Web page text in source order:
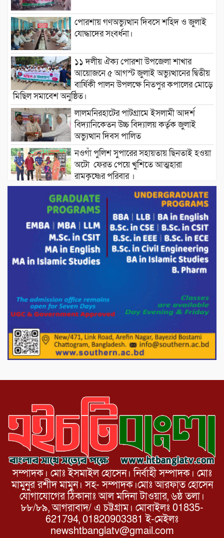
পোরশায় গণঅভ্যুত্থান দিবসে শহিদ ও জুলাই
যোদ্ধাদের সংবর্ধনা।
১১ দলীয় ঐক্য পোরশা উপজেলা শাখার
আয়োজনে ৫ আগস্ট জুলাই অভ্যুত্থানের দ্বিতীয়
বার্ষিকী পালন উপলক্ষে নিতপুর কপালের মোড়ে
মিছিল সমাবেশ অনুষ্ঠিত।
লালমনিরহাটের পাটগ্রামে ইসলামী আদর্শ
বিদ্যানিকেতন উচ্চ বিদ্যালয় কর্তৃক জুলাই
অভ্যুত্থান দিবস পালিত
নওগাঁ পুলিশ সুপারের সহায়তায় ছিনতাই হওয়া
অটো ফেরত পেয়ে খুশিতে আত্মহারা
রামকৃষ্ণের পরিবার ।
বিদ্যুৎ ও জ্বালানির অতিরিক্ত বিল আসলে যা
করতে বললেন প্রধানমন্ত্রীর তথ্য উপদেষ্টা।
চট্টগ্রামের বন্যাকবলিত স্থানে সফরে যাচ্ছেন
প্রধানমন্ত্রী ।
শতাধিক মানুষের মাঝে গোল্ডেন ডায়াগনস্টিক
পাটগ্রামে শালিসী বৈঠককে কেন্দ্র করে বিএনপি
আত্মহত্যার অভিযোগ
নওগাঁর পোরশায় মাননীয় প্রধানমন্ত্রীর দেওয়া
সম্পাদক। মোঃ ইসমাইল হোসেন। নির্বাহী সম্পাদক। মোঃ
মামুনুর রশীদ মামুন। সহ- সম্পাদক।মোঃ আরফাত হোসেন
যোগাযোগের ঠিকানাঃ আল মদিনা টাওয়ার, ৬ষ্ঠ তলা।
৮৮/৮৯, আগরাবাদ/ এ চট্টগ্রাম। মোবাইলঃ 01835-
621794, 01820903381 ই-মেইলঃ
newshtbanglatv@gmail.com